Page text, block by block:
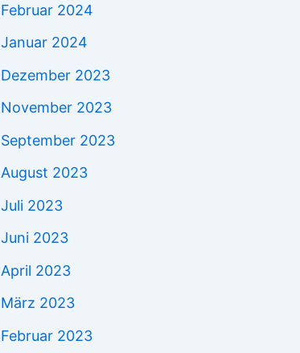
Februar 2024
Januar 2024
Dezember 2023
November 2023
September 2023
August 2023
Juli 2023
Juni 2023
April 2023
März 2023
Februar 2023